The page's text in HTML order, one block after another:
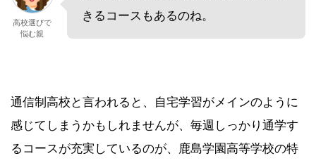
高校選びで
悩む親
きるコースもあるのね。
通信制高校と言われると、自宅学習がメインのように
感じてしまうかもしれませんが、毎週しっかり通学す
るコースが充実しているのが、鹿島学園高等学校の特